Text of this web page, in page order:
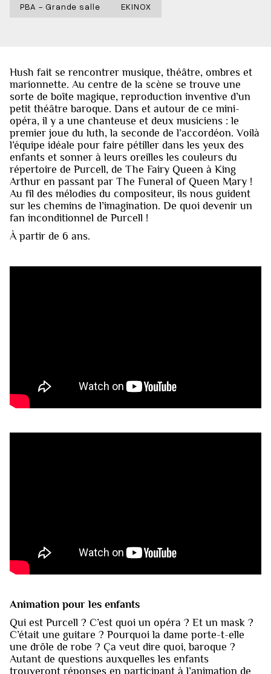
PBA - Grande salle EKINOX
Hush fait se rencontrer musique, théâtre, ombres et
marionnette. Au centre de la scène se trouve une
sorte de boîte magique, reproduction inventive d’un
petit théâtre baroque. Dans et autour de ce mini-
opéra, il y a une chanteuse et deux musiciens : le
premier joue du luth, la seconde de l’accordéon. Voilà
l’équipe idéale pour faire pétiller dans les yeux des
enfants et sonner à leurs oreilles les couleurs du
répertoire de Purcell, de The Fairy Queen à King
Arthur en passant par The Funeral of Queen Mary !
Au fil des mélodies du compositeur, ils nous guident
sur les chemins de l’imagination. De quoi devenir un
fan inconditionnel de Purcell !
À partir de 6 ans.
Animation pour les enfants
Qui est Purcell ? C’est quoi un opéra ? Et un mask ?
C’était une guitare ? Pourquoi la dame porte-t-elle
une drôle de robe ? Ça veut dire quoi, baroque ?
Autant de questions auxquelles les enfants
trouveront réponses en participant à l’animation de